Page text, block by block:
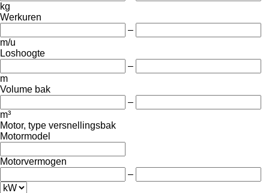
kg
Werkuren
–
m/u
Loshoogte
–
m
Volume bak
–
m³
Motor, type versnellingsbak
Motormodel
Motorvermogen
–